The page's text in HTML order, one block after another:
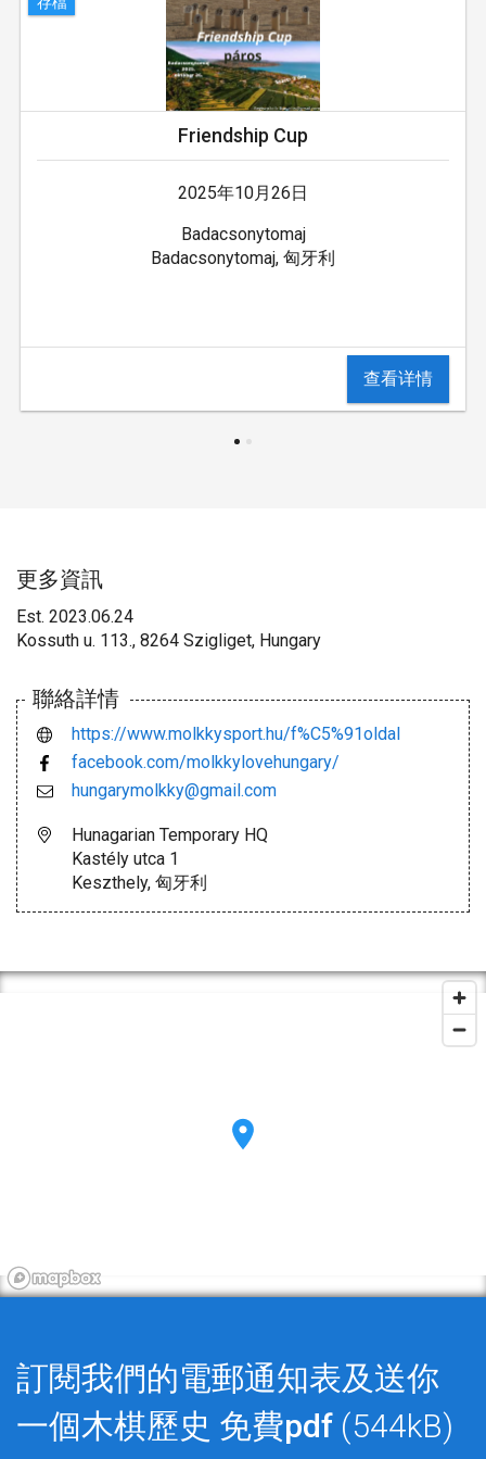
Friendship Cup
2025年10月26日
Badacsonytomaj
Badacsonytomaj, 匈牙利
查看详情
更多資訊
Est. 2023.06.24
Kossuth u. 113., 8264 Szigliget, Hungary
聯絡詳情
https://www.molkkysport.hu/f%C5%91oldal
facebook.com/molkkylovehungary/
hungarymolkky@gmail.com
Hunagarian Temporary HQ
Kastély utca 1
Keszthely, 匈牙利
訂閱我們的電郵通知表及送你
一個木棋歷史 免費pdf (544kB)